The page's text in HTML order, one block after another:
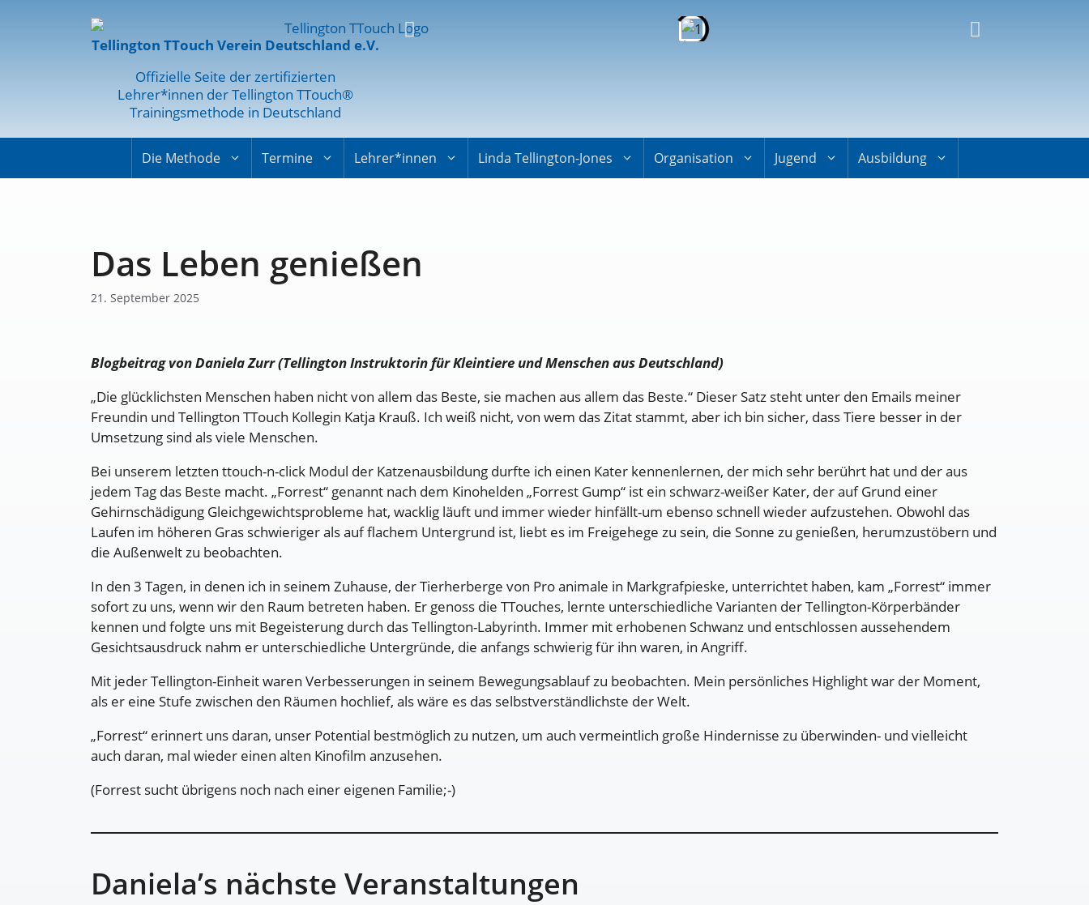
Tellington TTouch Verein Deutschland e.V.
Offizielle Seite der zertifizierten
Lehrer*innen der Tellington TTouch®
Trainingsmethode in Deutschland
Die Methode Termine Lehrer*innen Linda Tellington-Jones Organisation Jugend Ausbildung
Das Leben genießen
21. September 2025
Blogbeitrag von Daniela Zurr (Tellington Instruktorin für Kleintiere und Menschen aus Deutschland)
„Die glücklichsten Menschen haben nicht von allem das Beste, sie machen aus allem das Beste.“ Dieser Satz steht unter den Emails meiner
Freundin und Tellington TTouch Kollegin Katja Krauß. Ich weiß nicht, von wem das Zitat stammt, aber ich bin sicher, dass Tiere besser in der
Umsetzung sind als viele Menschen.
Bei unserem letzten ttouch-n-click Modul der Katzenausbildung durfte ich einen Kater kennenlernen, der mich sehr berührt hat und der aus
jedem Tag das Beste macht. „Forrest“ genannt nach dem Kinohelden „Forrest Gump“ ist ein schwarz-weißer Kater, der auf Grund einer
Gehirnschädigung Gleichgewichtsprobleme hat, wacklig läuft und immer wieder hinfällt-um ebenso schnell wieder aufzustehen. Obwohl das
Laufen im höheren Gras schwieriger als auf flachem Untergrund ist, liebt es im Freigehege zu sein, die Sonne zu genießen, herumzustöbern und
die Außenwelt zu beobachten.
In den 3 Tagen, in denen ich in seinem Zuhause, der Tierherberge von Pro animale in Markgrafpieske, unterrichtet haben, kam „Forrest“ immer
sofort zu uns, wenn wir den Raum betreten haben. Er genoss die TTouches, lernte unterschiedliche Varianten der Tellington-Körperbänder
kennen und folgte uns mit Begeisterung durch das Tellington-Labyrinth. Immer mit erhobenen Schwanz und entschlossen aussehendem
Gesichtsausdruck nahm er unterschiedliche Untergründe, die anfangs schwierig für ihn waren, in Angriff.
Mit jeder Tellington-Einheit waren Verbesserungen in seinem Bewegungsablauf zu beobachten. Mein persönliches Highlight war der Moment,
als er eine Stufe zwischen den Räumen hochlief, als wäre es das selbstverständlichste der Welt.
„Forrest“ erinnert uns daran, unser Potential bestmöglich zu nutzen, um auch vermeintlich große Hindernisse zu überwinden- und vielleicht
auch daran, mal wieder einen alten Kinofilm anzusehen.
(Forrest sucht übrigens noch nach einer eigenen Familie;-)
Daniela’s nächste Veranstaltungen